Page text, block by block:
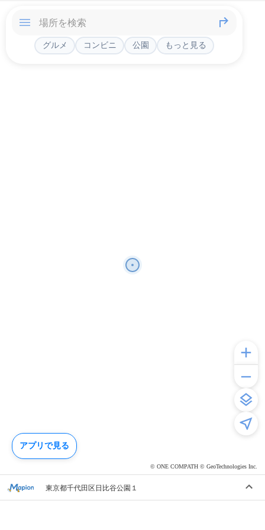
© ONE COMPATH © GeoTechnologies Inc.
グルメ コンビニ 公園 もっと見る
東京都千代田区日比谷公園１
アプリで見る